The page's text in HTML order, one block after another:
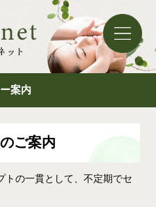
案内
ご案内
トの一貫として、不定期でセ